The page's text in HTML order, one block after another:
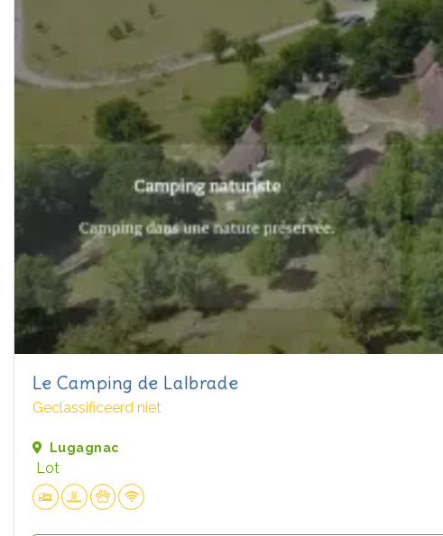
Le Camping de Lalbrade
Geclassificeerd niet
Lugagnac
Lot